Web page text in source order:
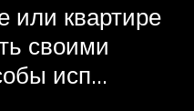
или квартире
своими
исп…